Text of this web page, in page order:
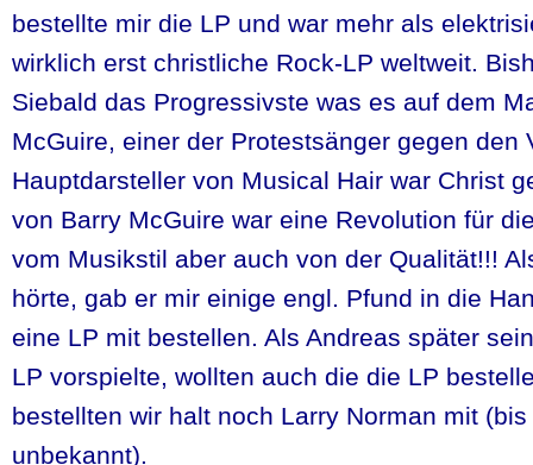
bestellte mir die LP und war mehr als
wirklich erst christliche Rock-LP weltweit.
Siebald das Progressivste was es auf dem
McGuire, einer der Protestsänger gegen den
Hauptdarsteller von Musical Hair war Christ
von Barry McGuire war eine Revolution für
vom Musikstil aber auch von der Qualität!!!
hörte, gab er mir einige engl. Pfund in die
eine LP mit bestellen. Als Andreas später
LP vorspielte, wollten auch die die LP
bestellten wir halt noch Larry Norman mit
unbekannt).